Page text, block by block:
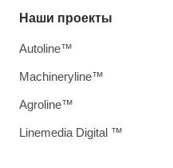
Наши проекты
Autoline™
Machineryline™
Agroline™
Linemedia Digital ™